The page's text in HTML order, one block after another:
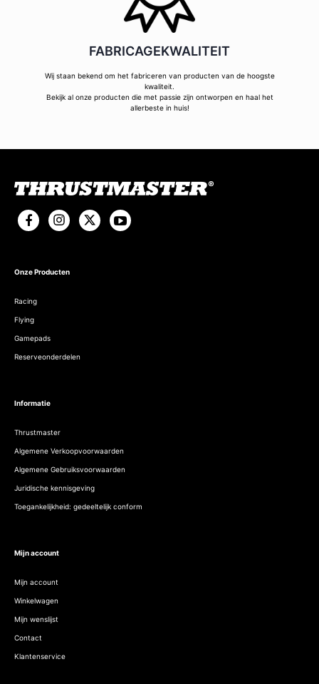
FABRICAGEKWALITEIT
Wij staan bekend om het fabriceren van producten van de hoogste
kwaliteit.
Bekijk al onze producten die met passie zijn ontworpen en haal het
allerbeste in huis!
Onze Producten
Racing
Flying
Gamepads
Reserveonderdelen
Informatie
Thrustmaster
Algemene Verkoopvoorwaarden
Algemene Gebruiksvoorwaarden
Juridische kennisgeving
Toegankelijkheid: gedeeltelijk conform
Mijn account
Mijn account
Winkelwagen
Mijn wenslijst
Contact
Klantenservice